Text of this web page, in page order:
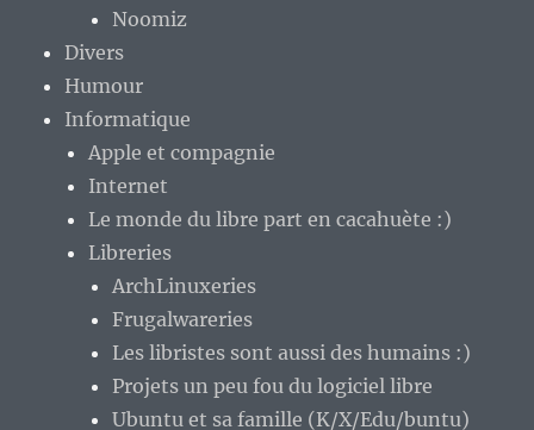
Noomiz
Divers
Humour
Informatique
Apple et compagnie
Internet
Le monde du libre part en cacahuète :)
Libreries
ArchLinuxeries
Frugalwareries
Les libristes sont aussi des humains :)
Projets un peu fou du logiciel libre
Ubuntu et sa famille (K/X/Edu/buntu)